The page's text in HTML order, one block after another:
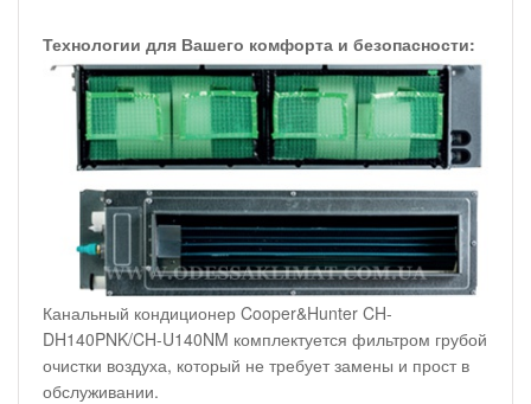
Технологии для Вашего комфорта и безопасности:
Канальный кондиционер Cooper&Hunter CH-
DH140PNK/CH-U140NM комплектуется фильтром грубой
очистки воздуха, который не требует замены и прост в
обслуживании.